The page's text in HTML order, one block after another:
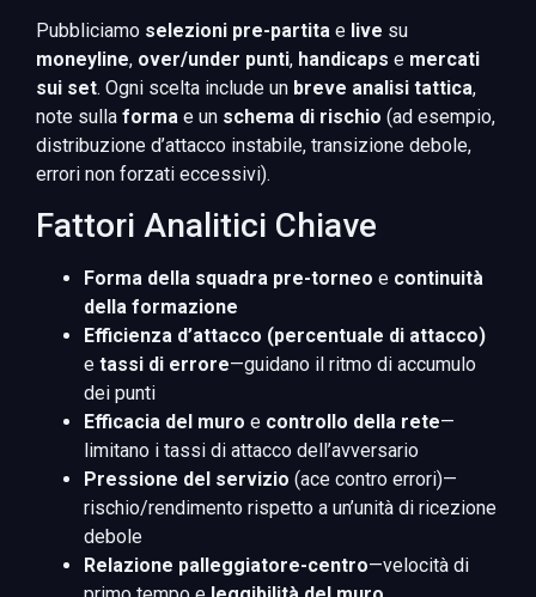
Pubbliciamo selezioni pre-partita e live su
moneyline, over/under punti, handicaps e mercati
sui set. Ogni scelta include un breve analisi tattica,
note sulla forma e un schema di rischio (ad esempio,
distribuzione d’attacco instabile, transizione debole,
errori non forzati eccessivi).
Fattori Analitici Chiave
Forma della squadra pre-torneo e continuità
della formazione
Efficienza d’attacco (percentuale di attacco)
e tassi di errore—guidano il ritmo di accumulo
dei punti
Efficacia del muro e controllo della rete—
limitano i tassi di attacco dell’avversario
Pressione del servizio (ace contro errori)—
rischio/rendimento rispetto a un’unità di ricezione
debole
Relazione palleggiatore-centro—velocità di